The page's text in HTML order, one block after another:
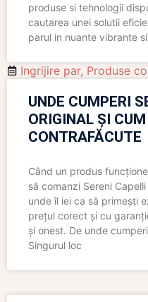
produse si tehnologii
cautarea unei solutii
parul in nuante vibrante
Ingrijire par, Produse
UNDE CUMPERI
ORIGINAL ȘI
CONTRAFĂCUTE
Când un produs
să comanzi Sereni
unde îl iei ca să primești
prețul corect și cu
și onest. De unde
Singurul loc